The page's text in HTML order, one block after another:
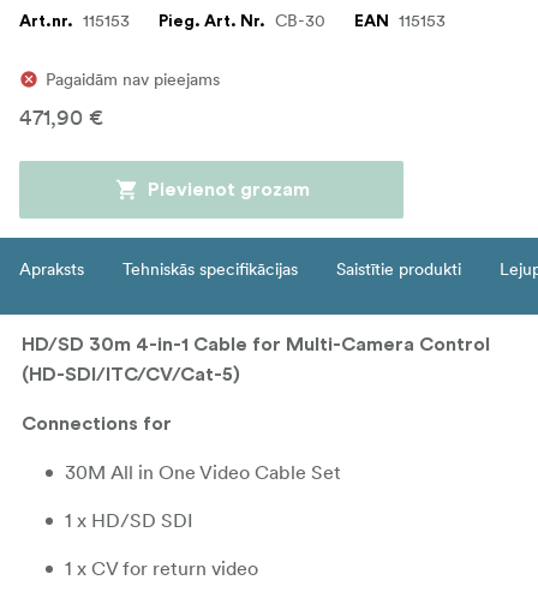
Art.nr. 115153 Pieg. Art. Nr. CB-30 EAN 115153
Pagaidām nav pieejams
471,90 €
Pievienot grozam
Apraksts Tehniskās specifikācijas Saistītie produkti
HD/SD 30m 4-in-1 Cable for Multi-Camera Control
(HD-SDI/ITC/CV/Cat-5)
Connections for
30M All in One Video Cable Set
1 x HD/SD SDI
1 x CV for return video